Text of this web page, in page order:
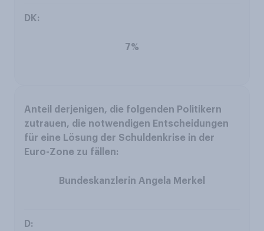
7%
Bundeskanzlerin Angela Merkel